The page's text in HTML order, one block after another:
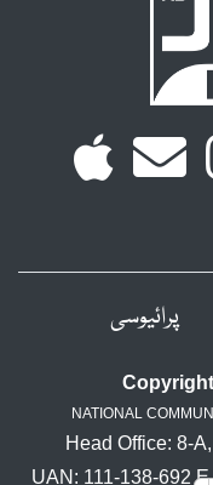
پرائیوسی
NATIONAL
Head Office: 8-
UAN: 111-138-692